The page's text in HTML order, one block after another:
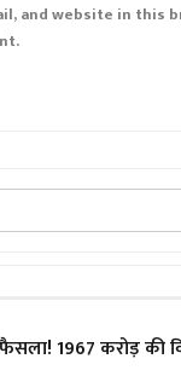
and website in this
1967 करोड़ की